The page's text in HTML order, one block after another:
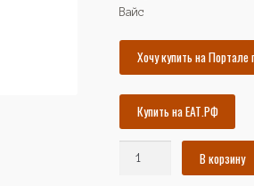
Вайс
Хочу купить на
Купить на ЕАТ.РФ
В корзину